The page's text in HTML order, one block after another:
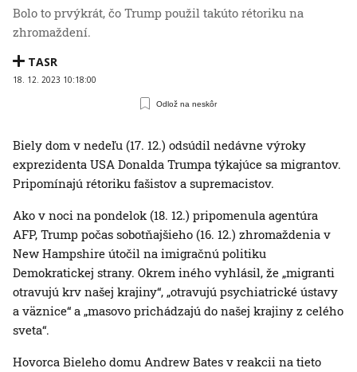
Bolo to prvýkrát, čo Trump použil takúto rétoriku na
zhromaždení.
TASR
18. 12. 2023 10:18:00
Odlož na neskôr
Biely dom v nedeľu (17. 12.) odsúdil nedávne výroky
exprezidenta USA Donalda Trumpa týkajúce sa migrantov.
Pripomínajú rétoriku fašistov a supremacistov.
Ako v noci na pondelok (18. 12.) pripomenula agentúra
AFP, Trump počas sobotňajšieho (16. 12.) zhromaždenia v
New Hampshire útočil na imigračnú politiku
Demokratickej strany. Okrem iného vyhlásil, že „migranti
otravujú krv našej krajiny“, „otravujú psychiatrické ústavy
a väznice“ a „masovo prichádzajú do našej krajiny z celého
sveta“.
Hovorca Bieleho domu Andrew Bates v reakcii na tieto